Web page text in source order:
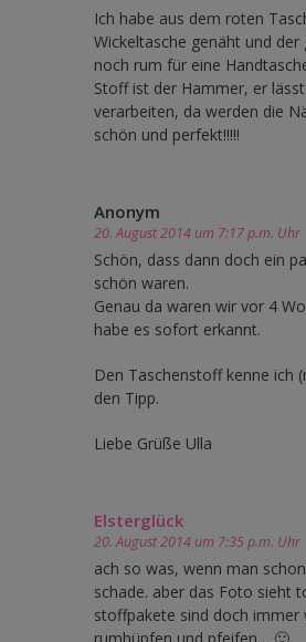
Ich habe aus dem roten
Wickeltasche genäht und
noch rum für eine
Stoff ist der Hammer, er
verarbeiten, da werden die
schön und perfekt!!!!!
Anonym
20. August 2014 um 7:17 p.m. Uhr
Schön, dass dann doch ein
schön waren.
Genau da waren wir vor 4
habe es sofort erkannt.
Den Taschenstoff kenne ich
den Tipp.
Liebe Grüße Ulla
Elsterglück
20. August 2014 um 7:35 p.m. Uhr
ach so was, wenn man
schade. aber das Foto sieht
stoffpakete sind doch immer